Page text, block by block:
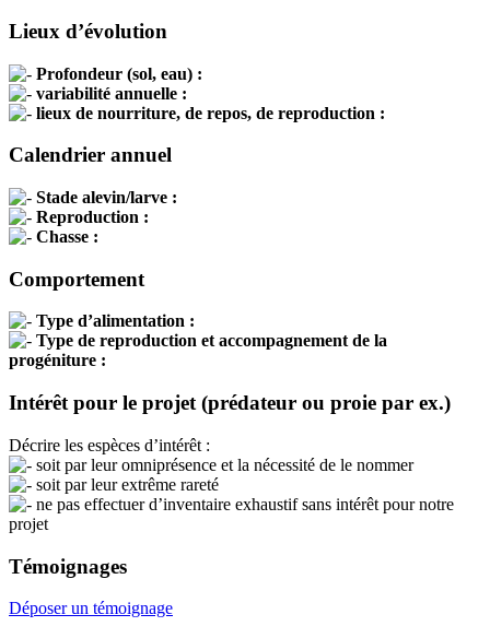
Lieux d’évolution
Profondeur (sol, eau) :
variabilité annuelle :
lieux de nourriture, de repos, de reproduction :
Calendrier annuel
Stade alevin/larve :
Reproduction :
Chasse :
Comportement
Type d’alimentation :
Type de reproduction et accompagnement de la
progéniture :
Intérêt pour le projet (prédateur ou proie par ex.)
Décrire les espèces d’intérêt :
soit par leur omniprésence et la nécessité de le nommer
soit par leur extrême rareté
ne pas effectuer d’inventaire exhaustif sans intérêt pour notre
projet
Témoignages
Déposer un témoignage